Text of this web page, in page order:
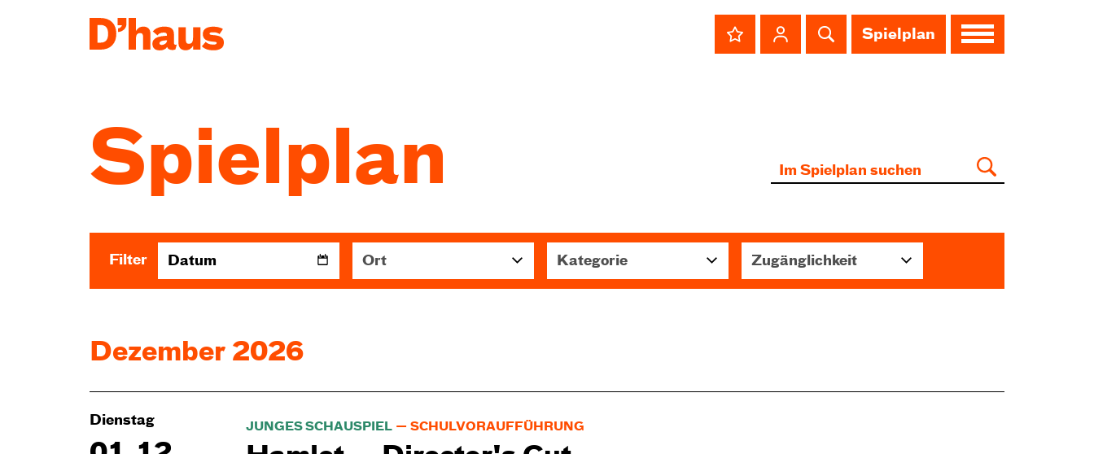
Spielplan
Spielplan
Filter Datum Ort Kategorie Zugänglichkeit
Dezember 2026
Dienstag JUNGES SCHAUSPIEL SCHULVORAUFFÜHRUNG